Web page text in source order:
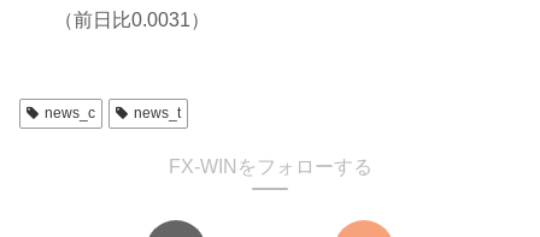
（前日比0.0031）
news_c news_t
FX-WINをフォローする